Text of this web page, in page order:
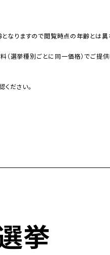
なりますので閲覧時点の年齢とは
（選挙種別ごとに同一価格）でご提供
ください。
挙